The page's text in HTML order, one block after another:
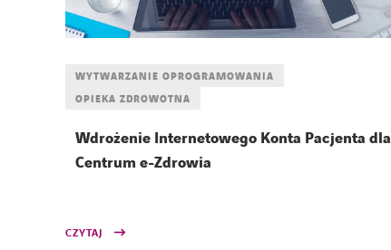
WYTWARZANIE OPROGRAMOWANIA
OPIEKA ZDROWOTNA
Wdrożenie Internetowego Konta Pacjenta dla
Centrum e-Zdrowia
CZYTAJ